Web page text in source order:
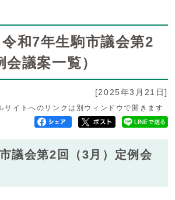
和7年生駒市議会第2
議案一覧）
[2025年3月21日]
サイトへのリンクは別ウィンドウで開きます
議会第2回（3月）定例会